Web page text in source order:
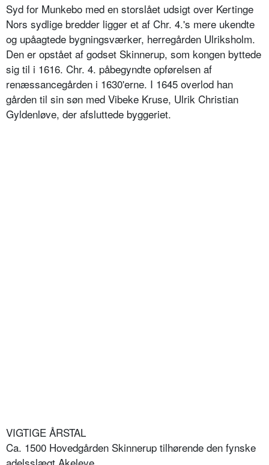
Syd for Munkebo med en storslået udsigt over Kertinge
Nors sydlige bredder ligger et af Chr. 4.'s mere ukendte
og upåagtede bygningsværker, herregården Ulriksholm.
Den er opstået af godset Skinnerup, som kongen byttede
sig til i 1616. Chr. 4. påbegyndte opførelsen af
renæssancegården i 1630'erne. I 1645 overlod han
gården til sin søn med Vibeke Kruse, Ulrik Christian
Gyldenløve, der afsluttede byggeriet.
VIGTIGE ÅRSTAL
Ca. 1500 Hovedgården Skinnerup tilhørende den fynske